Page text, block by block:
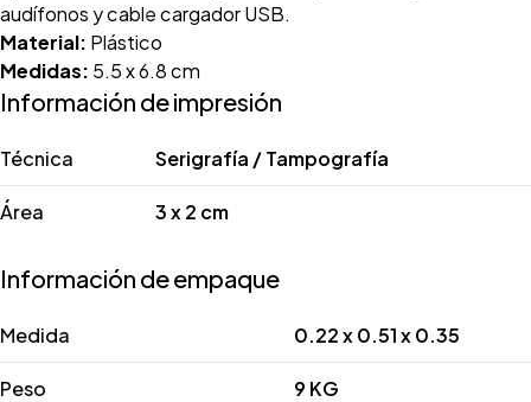
audífonos y cable cargador USB.
Material: Plástico
Medidas: 5.5 x 6.8 cm
Información de impresión
Técnica Serigrafía / Tampografía
Área 3 x 2 cm
Información de empaque
Medida 0.22 x 0.51 x 0.35
Peso 9 KG